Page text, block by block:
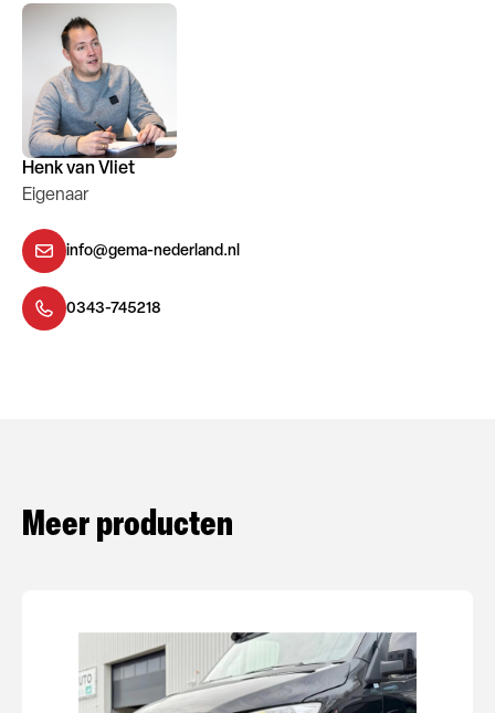
Henk van Vliet
Eigenaar
info@gema-nederland.nl
0343-745218
Meer producten